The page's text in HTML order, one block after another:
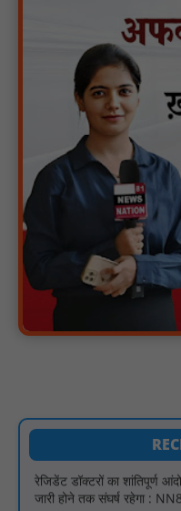
गुरु रविदास महाराज की 650वीं
: NN81
मस्तूरी क्षेत्र में विश्व स्तनपान
NN81
वर्धा में ज़िला परिषद के
पीएचईडी विभाग मंत्री ने
किया शिलान्यास एवं लोकार्पण :
पारस पोर्टल से होगी योजनाओं
दिए समयबद्ध क्रियान्वयन के
सोलर हाई मास्ट से रोशन हो
सुरक्षा और सुविधा : NN81
रेजिडेंट डॉक्टरों का शांतिपूर्ण
जारी होने तक संघर्ष रहेगा :
टिमरनी नगर व आसपास के
तहसीलदार को सौंपा ज्ञापन,